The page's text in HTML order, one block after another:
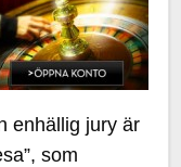
enhällig jury är
som